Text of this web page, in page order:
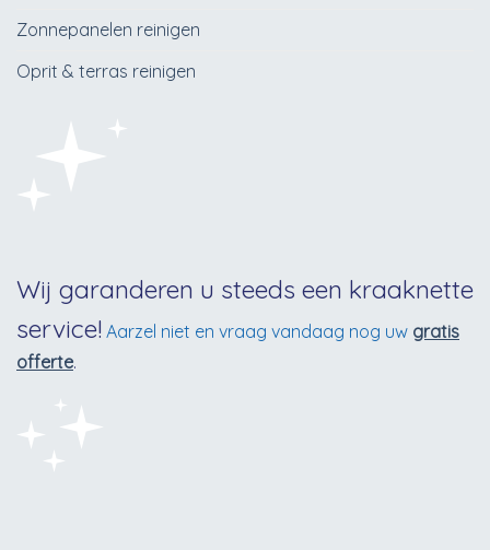
Zonnepanelen reinigen
Oprit & terras reinigen
Wij garanderen u steeds een kraaknette
service! Aarzel niet en vraag vandaag nog uw gratis
offerte.